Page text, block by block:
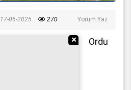
17-06-2025 270 Yorum Yaz
Reklamı Gizle
Ordu